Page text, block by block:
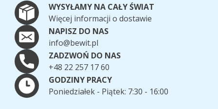
WYSYŁAMY NA CAŁY ŚWIAT
Więcej informacji o dostawie
NAPISZ DO NAS
info@bewit.pl
ZADZWOŃ DO NAS
+48 22 257 17 60
GODZINY PRACY
Poniedziałek - Piątek: 7:30 - 16:00